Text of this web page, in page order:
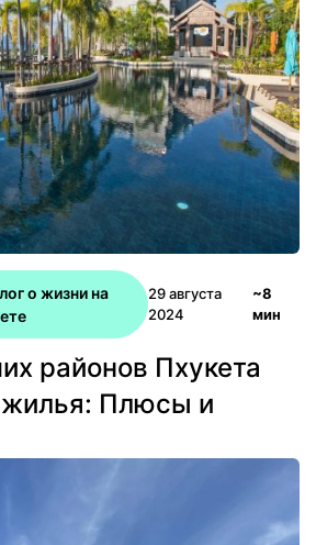
о жизни на
29 августа
2024
~8
мин
районов Пхукета
Плюсы и